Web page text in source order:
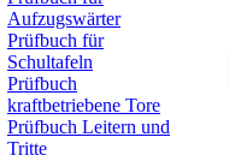
Aufzugswärter
Prüfbuch für
Schultafeln
Prüfbuch
kraftbetriebene Tore
Prüfbuch Leitern und
Tritte